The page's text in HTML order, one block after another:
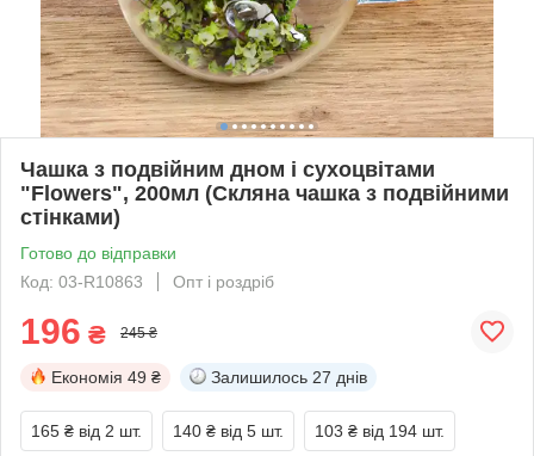
Чашка з подвійним дном і сухоцвітами
"Flowers", 200мл (Скляна чашка з подвійними
стінками)
Готово до відправки
Код: 03-R10863
Опт і роздріб
196 ₴ 245 ₴
Економія 49 ₴ Залишилось 27 днів
165 ₴ від 2 шт. 140 ₴ від 5 шт. 103 ₴ від 194 шт.